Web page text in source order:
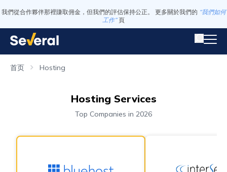
我們從合作夥伴那裡賺取佣金，但我們的評估保持公正。 更多關於我們的 “我們如何
工作” 頁
首页 Hosting
Hosting Services
Top Companies in 2026